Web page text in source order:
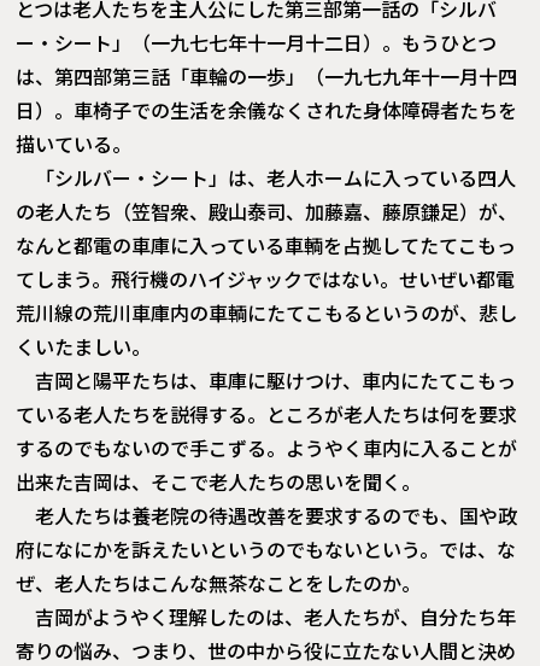
とつは老人たちを主人公にした第三部第一話の「シルバ
ー・シート」（一九七七年十一月十二日）。もうひとつ
は、第四部第三話「車輪の一歩」（一九七九年十一月十四
日）。車椅子での生活を余儀なくされた身体障碍者たちを
描いている。
「シルバー・シート」は、老人ホームに入っている四人
の老人たち（笠智衆、殿山泰司、加藤嘉、藤原鎌足）が、
なんと都電の車庫に入っている車輌を占拠してたてこもっ
てしまう。飛行機のハイジャックではない。せいぜい都電
荒川線の荒川車庫内の車輌にたてこもるというのが、悲し
くいたましい。
吉岡と陽平たちは、車庫に駆けつけ、車内にたてこもっ
ている老人たちを説得する。ところが老人たちは何を要求
するのでもないので手こずる。ようやく車内に入ることが
出来た吉岡は、そこで老人たちの思いを聞く。
老人たちは養老院の待遇改善を要求するのでも、国や政
府になにかを訴えたいというのでもないという。では、な
ぜ、老人たちはこんな無茶なことをしたのか。
吉岡がようやく理解したのは、老人たちが、自分たち年
寄りの悩み、つまり、世の中から役に立たない人間と決め